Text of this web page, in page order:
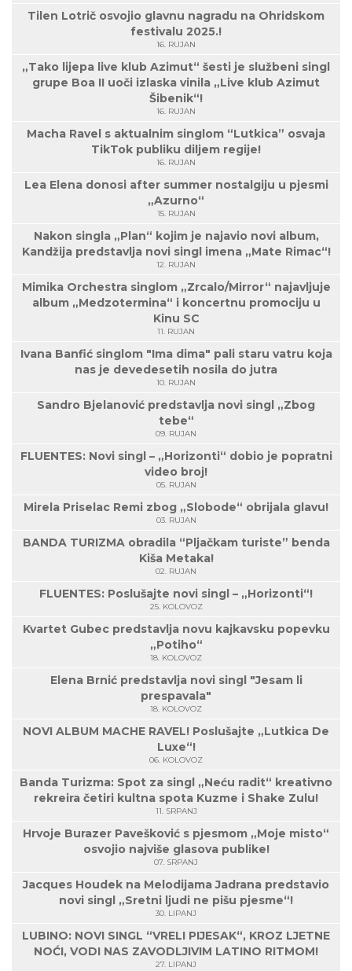
Tilen Lotrič osvojio glavnu nagradu na Ohridskom
festivalu 2025.!
16. RUJAN
„Tako lijepa live klub Azimut“ šesti je službeni singl
grupe Boa II uoči izlaska vinila „Live klub Azimut
Šibenik“!
16. RUJAN
Macha Ravel s aktualnim singlom “Lutkica” osvaja
TikTok publiku diljem regije!
16. RUJAN
Lea Elena donosi after summer nostalgiju u pjesmi
„Azurno“
15. RUJAN
Nakon singla „Plan“ kojim je najavio novi album,
Kandžija predstavlja novi singl imena „Mate Rimac“!
12. RUJAN
Mimika Orchestra singlom „Zrcalo/Mirror“ najavljuje
album „Medzotermina“ i koncertnu promociju u
Kinu SC
11. RUJAN
Ivana Banfić singlom "Ima dima" pali staru vatru koja
nas je devedesetih nosila do jutra
10. RUJAN
Sandro Bjelanović predstavlja novi singl „Zbog
tebe“
09. RUJAN
FLUENTES: Novi singl – „Horizonti“ dobio je popratni
video broj!
05. RUJAN
Mirela Priselac Remi zbog „Slobode“ obrijala glavu!
03. RUJAN
BANDA TURIZMA obradila “Pljačkam turiste” benda
Kiša Metaka!
02. RUJAN
FLUENTES: Poslušajte novi singl – „Horizonti“!
25. KOLOVOZ
Kvartet Gubec predstavlja novu kajkavsku popevku
„Potiho“
18. KOLOVOZ
Elena Brnić predstavlja novi singl "Jesam li
prespavala"
18. KOLOVOZ
NOVI ALBUM MACHE RAVEL! Poslušajte „Lutkica De
Luxe“!
06. KOLOVOZ
Banda Turizma: Spot za singl „Neću radit“ kreativno
rekreira četiri kultna spota Kuzme i Shake Zulu!
11. SRPANJ
Hrvoje Burazer Pavešković s pjesmom „Moje misto“
osvojio najviše glasova publike!
07. SRPANJ
Jacques Houdek na Melodijama Jadrana predstavio
novi singl „Sretni ljudi ne pišu pjesme“!
30. LIPANJ
LUBINO: NOVI SINGL “VRELI PIJESAK“, KROZ LJETNE
NOĆI, VODI NAS ZAVODLJIVIM LATINO RITMOM!
27. LIPANJ